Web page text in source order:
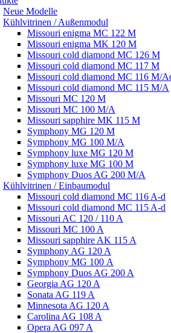
Neue Modelle
Kühlvitrinen / Außenmodul
Missouri enigma MC 122 M
Missouri enigma MK 120 M
Missouri cold diamond MC 126 M
Missouri cold diamond MC 117 M
Missouri cold diamond MC 116 M/
Missouri cold diamond MC 115 M/A
Missouri MC 120 M
Missouri MC 100 M/A
Missouri sapphire MK 115 M
Symphony MG 120 M
Symphony MG 100 M/А
Symphony luxe MG 120 M
Symphony luxe MG 100 M
Symphony Duos AG 200 M/A
Kühlvitrinen / Einbaumodul
Missouri cold diamond MC 116 A-d
Missouri cold diamond MC 115 A-d
Missouri AC 120 / 110 A
Missouri MC 100 A
Missouri sapphire AK 115 A
Symphony AG 120 A
Symphony MG 100 А
Symphony Duos AG 200 A
Georgia AG 120 A
Sonata AG 119 A
Minnesota AG 120 A
Carolina AG 108 A
Opera AG 097 A